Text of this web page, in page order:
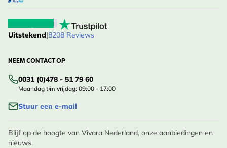
Uitstekend|8208 Reviews
NEEM CONTACT OP
0031 (0)478 - 51 79 60
Maandag t/m vrijdag: 09:00 - 17:00
Stuur een e-mail
Blijf op de hoogte van Vivara Nederland, onze aanbiedingen en
nieuws.